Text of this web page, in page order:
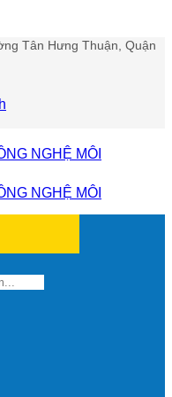
Tân Hưng Thuận, Quận